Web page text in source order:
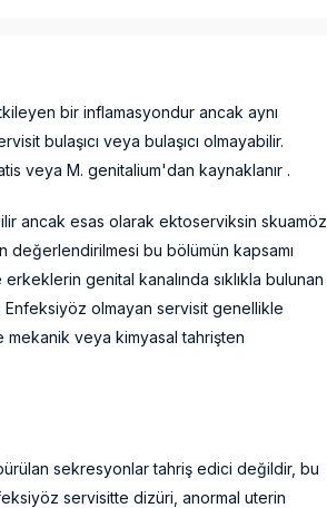
bir inflamasyondur ancak aynı
bulaşıcı veya bulaşıcı olmayabilir.
veya M. genitalium'dan kaynaklanır .
ancak esas olarak ektoserviksin skuamöz
değerlendirilmesi bu bölümün kapsamı
genital kanalında sıklıkla bulunan
Enfeksiyöz olmayan servisit genellikle
veya kimyasal tahrişten
sekresyonlar tahriş edici değildir, bu
servisitte dizüri, anormal uterin